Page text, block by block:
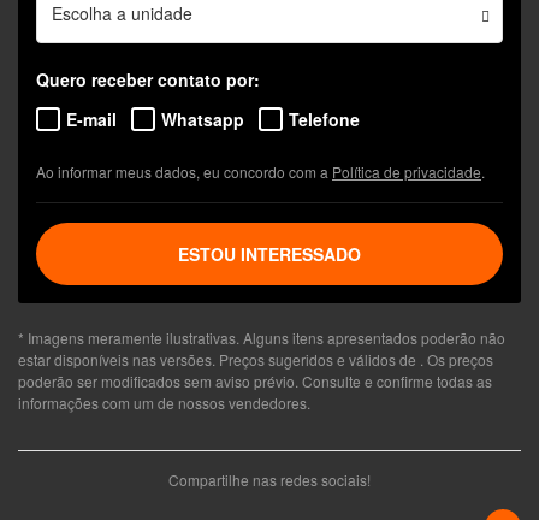
Escolha a unidade
Quero receber contato por:
E-mail
Whatsapp Telefone
Ao informar meus dados, eu concordo com a Política de privacidade.
ESTOU INTERESSADO
* Imagens meramente ilustrativas. Alguns itens apresentados poderão não
estar disponíveis nas versões. Preços sugeridos e válidos de . Os preços
poderão ser modificados sem aviso prévio. Consulte e confirme todas as
informações com um de nossos vendedores.
Compartilhe nas redes sociais!